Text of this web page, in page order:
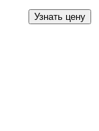
Узнать цену